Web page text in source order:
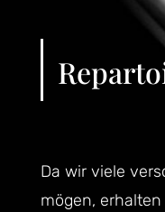
Da wir viele
mögen,